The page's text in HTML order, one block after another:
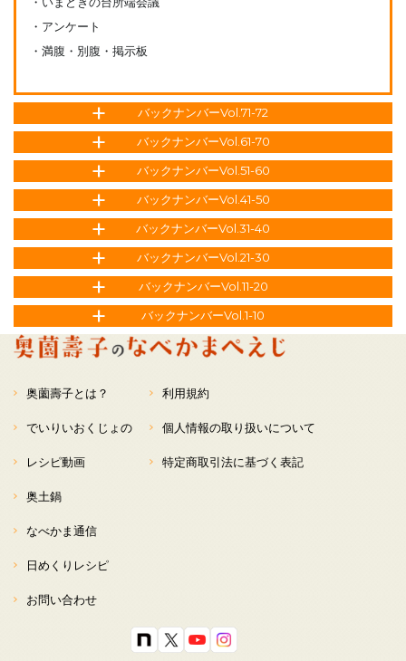
・アンケート
・満腹・別腹・掲示板
バックナンバーVol.71-72
バックナンバーVol.61-70
バックナンバーVol.51-60
バックナンバーVol.41-50
バックナンバーVol.31-40
バックナンバーVol.21-30
バックナンバーVol.11-20
バックナンバーVol.1-10
奥薗壽子とは？
でいりいおくじょの
レシピ動画
奥土鍋
なべかま通信
日めくりレシピ
お問い合わせ
利用規約
個人情報の取り扱いについて
特定商取引法に基づく表記